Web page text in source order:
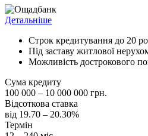
Детальніше
Строк кредитування до 20
Під заставу житлової
Можливість дострокового
Сума кредиту
100 000 – 10 000 000 грн.
Відсоткова ставка
від 19.70 – 20.30%
Термін